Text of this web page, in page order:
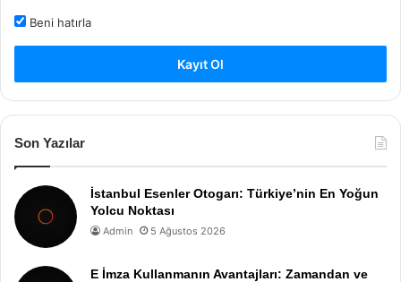
Beni hatırla
Kayıt Ol
Son Yazılar
İstanbul Esenler Otogarı: Türkiye’nin En Yoğun
Yolcu Noktası
Admin 5 Ağustos 2026
E İmza Kullanmanın Avantajları: Zamandan ve